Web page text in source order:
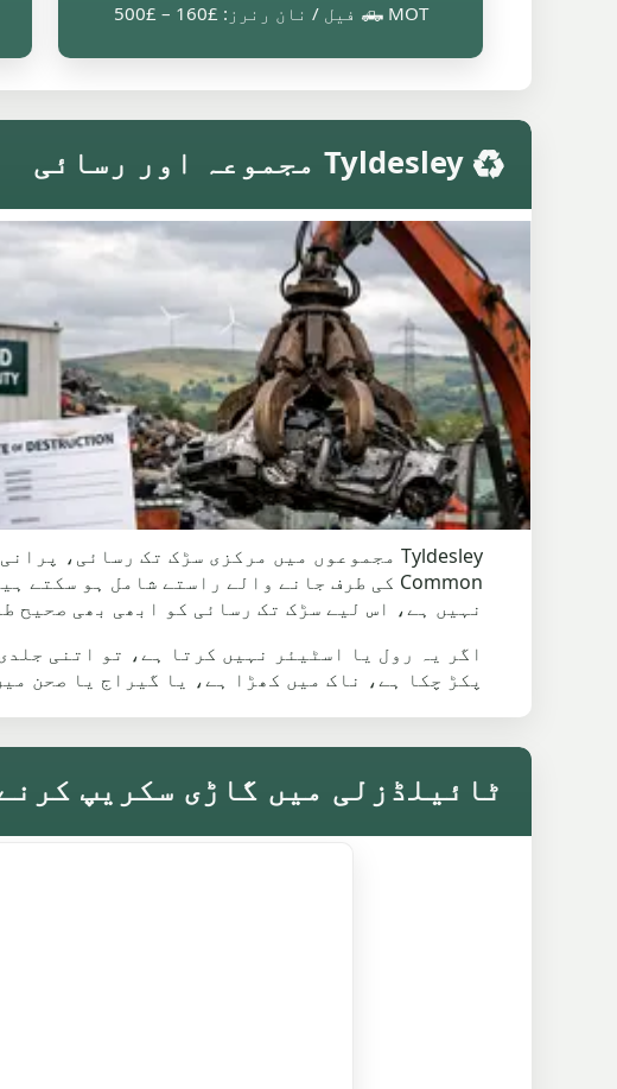
🛻 MOT فیل / نان رنرز: £160 – £500
♻️ Tyldesley مجموعہ اور رسائی
نہیں ہے، اس لیے سڑک تک رسائی کو ابھی بھی صحیح
پکڑ چکا ہے، ناک میں کھڑا ہے، یا گیراج یا صحن
ٹائیلڈزلی میں گاڑی سکریپ